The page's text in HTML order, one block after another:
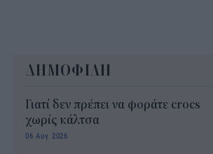
ΔΗΜΟΦΙΛΗ
Γιατί δεν πρέπει να φοράτε crocs
χωρίς κάλτσα
06 Αυγ 2026